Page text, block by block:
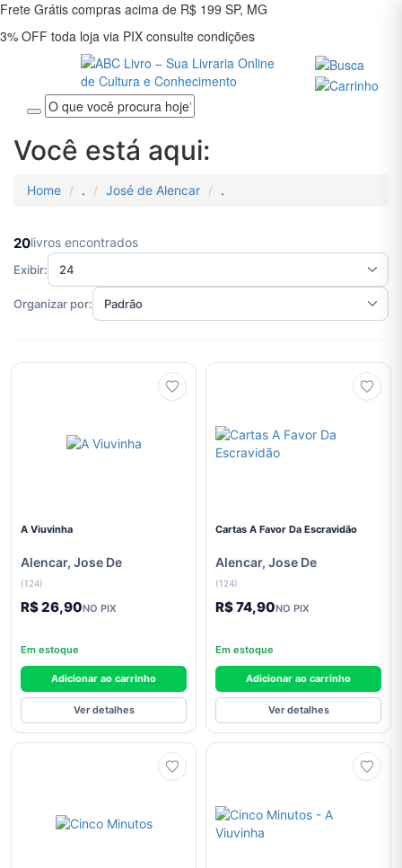
Frete Grátis compras acima de R$ 199 SP, MG
3% OFF toda loja via PIX consulte condições
Entrar
Cadastrar
Início
Arquitetura
Cultura
Ciências
Ciências
Humanas
e Sociais
Concursos
Contabilidade
Culinária E
Gastronomia
Você está aqui:
Home . José de Alencar .
20livros encontrados
Exibir:
Organizar por:
A Viuvinha
Alencar, Jose De
(124)
R$ 26,90NO PIX
Em estoque
Adicionar ao carrinho
Ver detalhes
Cartas A Favor Da Escravidão
Alencar, Jose De
(124)
R$ 74,90NO PIX
Em estoque
Adicionar ao carrinho
Ver detalhes